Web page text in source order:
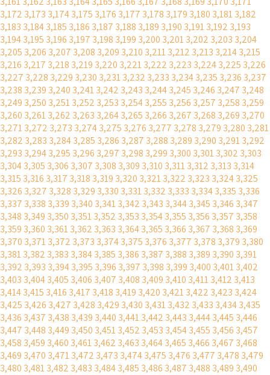
3,172 3,173 3,1743,175 3,176 3,177 3,178 3,179 3,180 3,1813,182
3,183 3,1843,185 3,186 3,187 3,188 3,189 3,190 3,1913,192 3,193
3,1943,195 3,196 3,197 3,198 3,199 3,200 3,2013,202 3,203 3,204
3,205 3,206 3,207 3,208 3,209 3,210 3,2113,212 3,213 3,2143,215
3,216 3,217 3,218 3,219 3,220 3,2213,222 3,223 3,2243,225 3,226
3,227 3,228 3,229 3,230 3,2313,232 3,233 3,2343,235 3,236 3,237
3,238 3,239 3,240 3,2413,242 3,243 3,2443,245 3,246 3,247 3,248
3,249 3,250 3,2513,252 3,253 3,2543,255 3,256 3,257 3,258 3,259
3,260 3,2613,262 3,263 3,2643,265 3,266 3,267 3,268 3,269 3,270
3,2713,272 3,273 3,2743,275 3,276 3,277 3,278 3,279 3,280 3,281
3,282 3,283 3,2843,285 3,286 3,287 3,288 3,289 3,290 3,2913,292
3,293 3,2943,295 3,296 3,297 3,298 3,299 3,300 3,3013,302 3,303
3,3043,305 3,306 3,307 3,308 3,309 3,310 3,3113,312 3,313 3,314
3,315 3,316 3,317 3,318 3,319 3,320 3,3213,322 3,323 3,3243,325
3,326 3,327 3,328 3,329 3,330 3,3313,332 3,333 3,3343,335 3,336
3,337 3,338 3,339 3,340 3,3413,342 3,343 3,3443,345 3,346 3,347
3,348 3,349 3,350 3,3513,352 3,353 3,3543,355 3,356 3,357 3,358
3,359 3,360 3,3613,362 3,363 3,3643,365 3,366 3,367 3,368 3,369
3,370 3,3713,372 3,373 3,3743,375 3,376 3,377 3,378 3,379 3,380
3,3813,382 3,383 3,3843,385 3,386 3,387 3,388 3,389 3,390 3,391
3,392 3,393 3,3943,395 3,396 3,397 3,398 3,399 3,400 3,4013,402
3,403 3,4043,405 3,406 3,407 3,408 3,409 3,410 3,4113,412 3,413
3,4143,415 3,416 3,417 3,418 3,419 3,420 3,4213,422 3,423 3,424
3,425 3,426 3,427 3,428 3,429 3,430 3,4313,432 3,433 3,4343,435
3,436 3,437 3,438 3,439 3,440 3,4413,442 3,443 3,4443,445 3,446
3,447 3,448 3,449 3,450 3,4513,452 3,453 3,4543,455 3,456 3,457
3,458 3,459 3,460 3,4613,462 3,463 3,4643,465 3,466 3,467 3,468
3,469 3,470 3,4713,472 3,473 3,4743,475 3,476 3,477 3,478 3,479
3,480 3,4813,482 3,483 3,4843,485 3,486 3,487 3,488 3,489 3,490